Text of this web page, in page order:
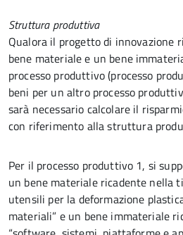
Struttura produttiva
Qualora il progetto di innovazione
bene materiale e un bene
processo produttivo (processo
beni per un altro processo
sarà necessario calcolare il
con riferimento alla struttura
Per il processo produttivo 1, si
un bene materiale ricadente nella
utensili per la deformazione
materiali” e un bene immateriale